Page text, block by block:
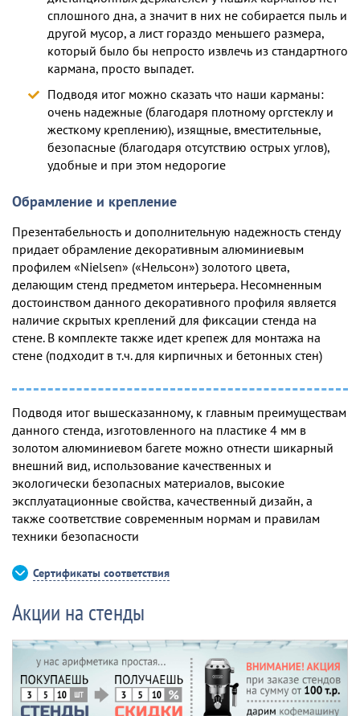
сплошного дна, а значит в них не собирается пыль и
другой мусор, а лист гораздо меньшего размера,
который было бы непросто извлечь из стандартного
кармана, просто выпадет.
Подводя итог можно сказать что наши карманы:
очень надежные (благодаря плотному оргстеклу и
жесткому креплению), изящные, вместительные,
безопасные (благодаря отсутствию острых углов),
удобные и при этом недорогие
Обрамление и крепление
Презентабельность и дополнительную надежность стенду
придает обрамление декоративным алюминиевым
профилем «Nielsen» («Нельсон») золотого цвета,
делающим стенд предметом интерьера. Несомненным
достоинством данного декоративного профиля является
наличие скрытых креплений для фиксации стенда на
стене. В комплекте также идет крепеж для монтажа на
стене (подходит в т.ч. для кирпичных и бетонных стен)
Подводя итог вышесказанному, к главным преимуществам
данного стенда, изготовленного на пластике 4 мм в
золотом алюминиевом багете можно отнести шикарный
внешний вид, использование качественных и
экологически безопасных материалов, высокие
эксплуатационные свойства, качественный дизайн, а
также соответствие современным нормам и правилам
техники безопасности
Сертификаты соответствия
Акции на стенды